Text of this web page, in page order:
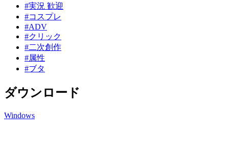
#実況 歓迎
#コスプレ
#ADV
#クリック
#二次創作
#属性
#ブタ
ダウンロード
Windows